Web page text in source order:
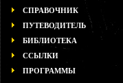
СПРАВОЧНИК
ПУТЕВОДИТЕЛЬ
БИБЛИОТЕКА
ССЫЛКИ
ПРОГРАММЫ